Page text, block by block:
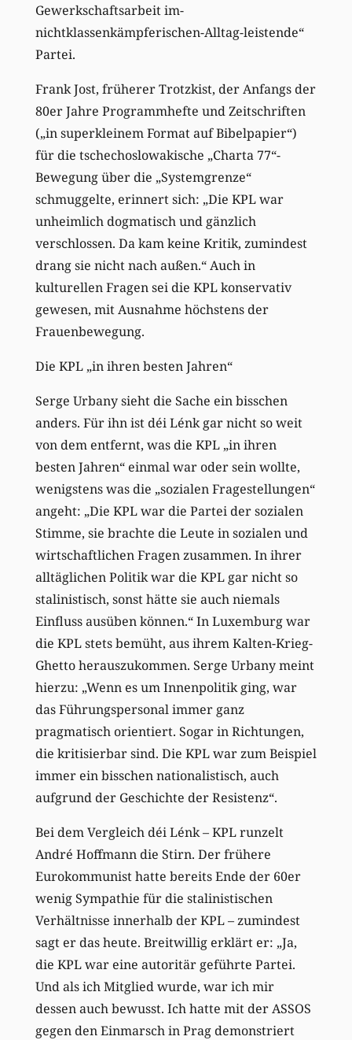
Gewerkschaftsarbeit im-
nichtklassenkämpferischen-Alltag-leistende“
Partei.
Frank Jost, früherer Trotzkist, der Anfangs der
80er Jahre Programmhefte und Zeitschriften
(„in superkleinem Format auf Bibelpapier“)
für die tschechoslowakische „Charta 77“-
Bewegung über die „Systemgrenze“
schmuggelte, erinnert sich: „Die KPL war
unheimlich dogmatisch und gänzlich
verschlossen. Da kam keine Kritik, zumindest
drang sie nicht nach außen.“ Auch in
kulturellen Fragen sei die KPL konservativ
gewesen, mit Ausnahme höchstens der
Frauenbewegung.
Die KPL „in ihren besten Jahren“
Serge Urbany sieht die Sache ein bisschen
anders. Für ihn ist déi Lénk gar nicht so weit
von dem entfernt, was die KPL „in ihren
besten Jahren“ einmal war oder sein wollte,
wenigstens was die „sozialen Fragestellungen“
angeht: „Die KPL war die Partei der sozialen
Stimme, sie brachte die Leute in sozialen und
wirtschaftlichen Fragen zusammen. In ihrer
alltäglichen Politik war die KPL gar nicht so
stalinistisch, sonst hätte sie auch niemals
Einfluss ausüben können.“ In Luxemburg war
die KPL stets bemüht, aus ihrem Kalten-Krieg-
Ghetto herauszukommen. Serge Urbany meint
hierzu: „Wenn es um Innenpolitik ging, war
das Führungspersonal immer ganz
pragmatisch orientiert. Sogar in Richtungen,
die kritisierbar sind. Die KPL war zum Beispiel
immer ein bisschen nationalistisch, auch
aufgrund der Geschichte der Resistenz“.
Bei dem Vergleich déi Lénk – KPL runzelt
André Hoffmann die Stirn. Der frühere
Eurokommunist hatte bereits Ende der 60er
wenig Sympathie für die stalinistischen
Verhältnisse innerhalb der KPL – zumindest
sagt er das heute. Breitwillig erklärt er: „Ja,
die KPL war eine autoritär geführte Partei.
Und als ich Mitglied wurde, war ich mir
dessen auch bewusst. Ich hatte mit der ASSOS
gegen den Einmarsch in Prag demonstriert